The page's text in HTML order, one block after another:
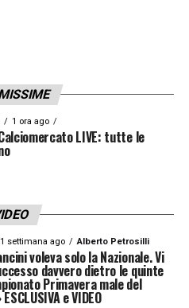
1 ora ago
LIVE: tutte le
1 settimana ago Alberto Petrosilli
voleva solo la Nazionale. Vi
davvero dietro le quinte
Primavera male del
e VIDEO